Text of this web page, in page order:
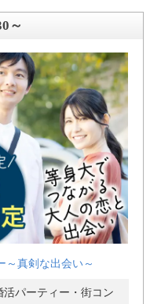
～
～真剣な出会い～
活パーティー・街コン